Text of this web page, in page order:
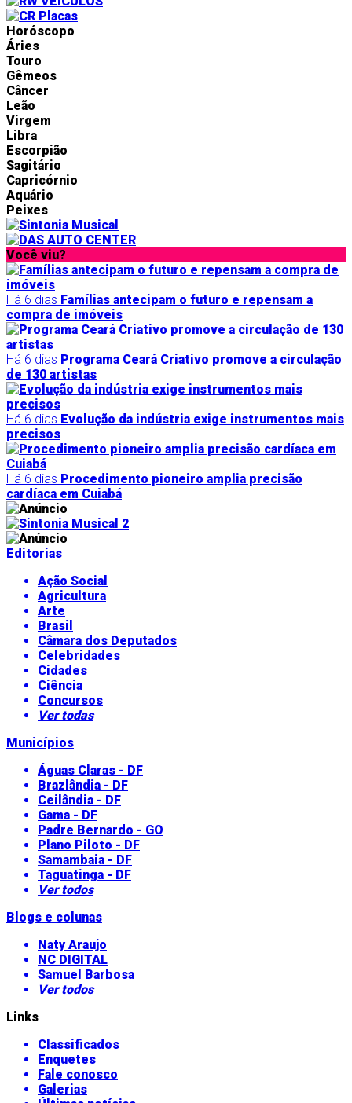
Horóscopo
Áries
Touro
Gêmeos
Câncer
Leão
Virgem
Libra
Escorpião
Sagitário
Capricórnio
Aquário
Peixes
Você viu?
Há 6 dias Famílias antecipam o futuro e repensam a
compra de imóveis
Há 6 dias Programa Ceará Criativo promove a circulação
de 130 artistas
Há 6 dias Evolução da indústria exige instrumentos mais
precisos
Há 6 dias Procedimento pioneiro amplia precisão
cardíaca em Cuiabá
Editorias
Ação Social
Agricultura
Arte
Brasil
Câmara dos Deputados
Celebridades
Cidades
Ciência
Concursos
Ver todas
Municípios
Águas Claras - DF
Brazlândia - DF
Ceilândia - DF
Gama - DF
Padre Bernardo - GO
Plano Piloto - DF
Samambaia - DF
Taguatinga - DF
Ver todos
Blogs e colunas
Naty Araujo
NC DIGITAL
Samuel Barbosa
Ver todos
Links
Classificados
Enquetes
Fale conosco
Galerias